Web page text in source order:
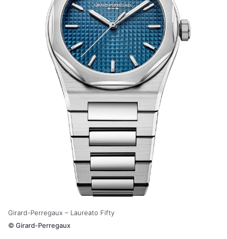
Girard-Perregaux – Laureato Fifty
© Girard-Perregaux